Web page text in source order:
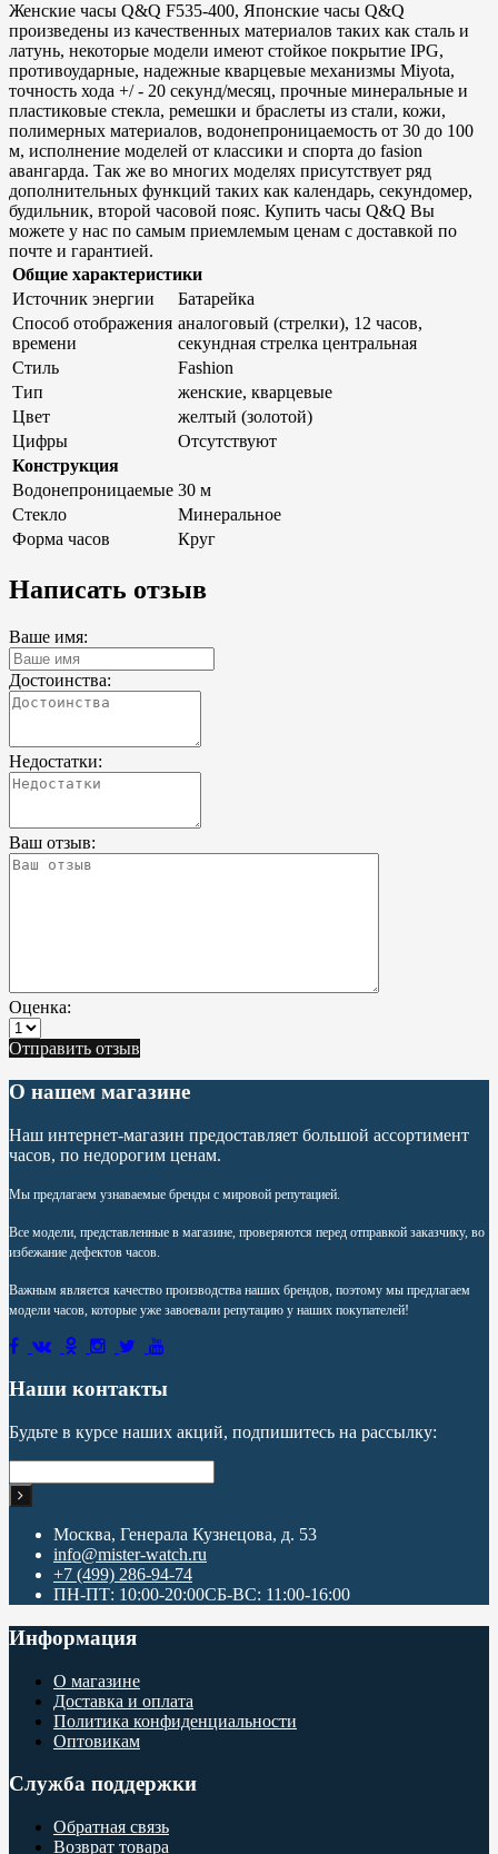
Женские часы Q&Q F535-400, Японские часы Q&Q
произведены из качественных материалов таких как сталь и
латунь, некоторые модели имеют стойкое покрытие IPG,
противоударные, надежные кварцевые механизмы Miyota,
точность хода +/ - 20 секунд/месяц, прочные минеральные и
пластиковые стекла, ремешки и браслеты из стали, кожи,
полимерных материалов, водонепроницаемость от 30 до 100
м, исполнение моделей от классики и спорта до fasion
авангарда. Так же во многих моделях присутствует ряд
дополнительных функций таких как календарь, секундомер,
будильник, второй часовой пояс. Купить часы Q&Q Вы
можете у нас по самым приемлемым ценам с доставкой по
почте и гарантией.
Общие характеристики
Источник энергии
Батарейка
Способ отображения
времени
аналоговый (стрелки), 12 часов,
секундная стрелка центральная
Стиль
Fashion
Тип
женские, кварцевые
Цвет
желтый (золотой)
Цифры
Отсутствуют
Конструкция
Водонепроницаемые 30 м
Стекло
Минеральное
Форма часов
Круг
Написать отзыв
Ваше имя:
Достоинства:
Недостатки:
Ваш отзыв:
Оценка:
Отправить отзыв
О нашем магазине
Наш интернет-магазин предоставляет большой ассортимент
часов, по недорогим ценам.
Мы предлагаем узнаваемые бренды с мировой репутацией.
Все модели, представленные в магазине, проверяются перед отправкой заказчику, во
избежание дефектов часов.
Важным является качество производства наших брендов, поэтому мы предлагаем
модели часов, которые уже завоевали репутацию у наших покупателей!
Наши контакты
Будьте в курсе наших акций, подпишитесь на рассылку:
Москва, Генерала Кузнецова, д. 53
info@mister-watch.ru
+7 (499) 286-94-74
ПН-ПТ: 10:00-20:00СБ-ВС: 11:00-16:00
Информация
О магазине
Доставка и оплата
Политика конфиденциальности
Оптовикам
Служба поддержки
Обратная связь
Возврат товара